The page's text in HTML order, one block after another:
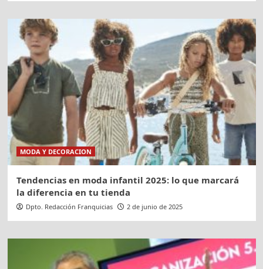
MODA Y DECORACION
Tendencias en moda infantil 2025: lo que marcará
la diferencia en tu tienda
Dpto. Redacción Franquicias 2 de junio de 2025